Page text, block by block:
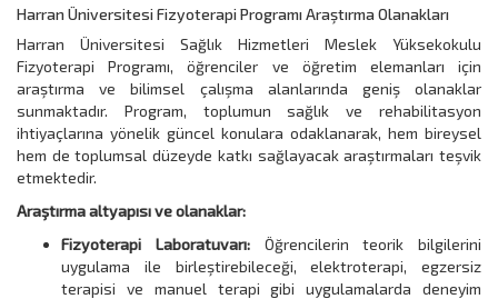
Harran Üniversitesi Fizyoterapi Programı Araştırma Olanakları
Harran Üniversitesi Sağlık Hizmetleri Meslek Yüksekokulu
Fizyoterapi Programı, öğrenciler ve öğretim elemanları için
araştırma ve bilimsel çalışma alanlarında geniş olanaklar
sunmaktadır. Program, toplumun sağlık ve rehabilitasyon
ihtiyaçlarına yönelik güncel konulara odaklanarak, hem bireysel
hem de toplumsal düzeyde katkı sağlayacak araştırmaları teşvik
etmektedir.
Araştırma altyapısı ve olanaklar:
Fizyoterapi Laboratuvarı:Öğrencilerin teorik bilgilerini
uygulama ile birleştirebileceği, elektroterapi, egzersiz
terapisi ve manuel terapi gibi uygulamalarda deneyim